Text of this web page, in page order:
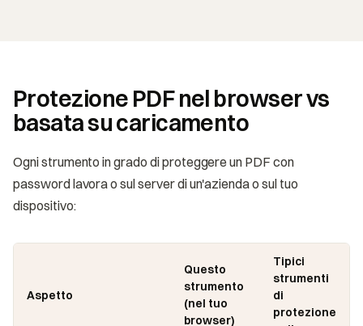
Protezione PDF nel browser vs
basata su caricamento
Ogni strumento in grado di proteggere un PDF con
password lavora o sul server di un'azienda o sul tuo
dispositivo:
Aspetto
Questo
strumento
(nel tuo
browser)
Tipici
strumenti
di
protezione